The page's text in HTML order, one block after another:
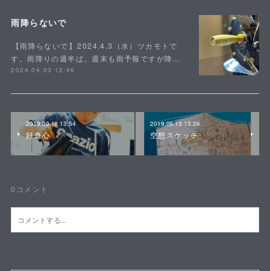
雨降らないで
⁡【雨降らないで】⁡2024.4.3（水）ツカモトで
す。雨降りの週半ば。週末も雨予報ですが降…
2024.04.03 12:46
2019.09.18 13:54
好奇心
2019.09.13 13:26
空想スケッチ
0 コメント